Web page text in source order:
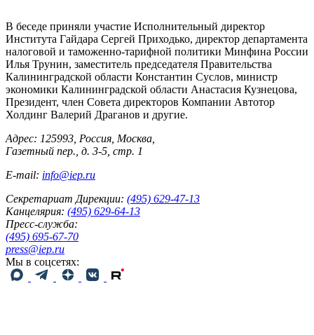
В беседе приняли участие Исполнительный директор
Института Гайдара Сергей Приходько, директор департамента
налоговой и таможенно-тарифной политики Минфина России
Илья Трунин, заместитель председателя Правительства
Калининградской области Константин Суслов, министр
экономики Калининградской области Анастасия Кузнецова,
Президент, член Совета директоров Компании Автотор
Холдинг Валерий Драганов и другие.
Адрес: 125993, Россия, Москва,
Газетный пер., д. 3-5, стр. 1
E-mail: info@iep.ru
Секретариат Дирекции: (495) 629-47-13
Канцелярия: (495) 629-64-13
Пресс-служба:
(495) 695-67-70
press@iep.ru
Мы в соцсетях: